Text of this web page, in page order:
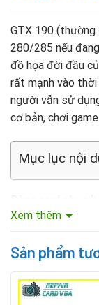
GTX 190 (thường
280/285 nếu
đồ họa đời đầu
rất mạnh vào thời
người vẫn sử
cơ bản, chơi
Mục lục nội
Dòng card này
tùy theo phiên
dụng được.
Khi nào cần
Xem thêm
Sản phẩm